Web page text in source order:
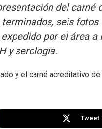
del carné
seis fotos
por el área a
y serología.
y el carné acreditativo de
Tweet